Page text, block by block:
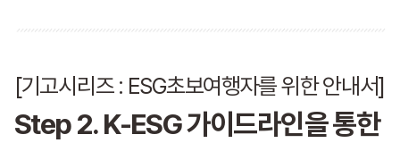
[기고시리즈 : ESG초보여행자를 위한 안내서]
Step 2. K-ESG 가이드라인을 통한